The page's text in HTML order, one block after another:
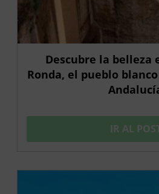
Descubre la belleza
Ronda, el pueblo
IR AL